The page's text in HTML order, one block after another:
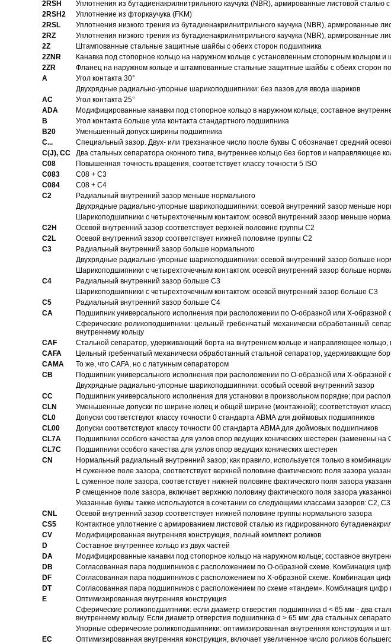
2RSH
Уплотнения из бутадиенакрилнитрильного каучука (NBR), армированные листовой сталью
2RSH2
Уплотнение из фторкаучука (FKM)
2RSL
Уплотнения низкого трения из бутадиенакрилнитрильного каучука (NBR), армированные
2RZ
Уплотнения низкого трения из бутадиенакрилнитрильного каучука (NBR), армированные
2Z
Штампованные стальные защитные шайбы с обеих сторон подшипника
2ZNR
Канавка под стопорное кольцо на наружном кольце с установленным стопорным
2ZR
Фланец на наружном кольце и штампованные стальные защитные шайбы с обеих сторон
A
Угол контакта 30°
Двухрядные радиально-упорные шарикоподшипники: без пазов для ввода шариков
AC
Угол контакта 25°
ADA
Модифицированные канавки под стопорное кольцо в наружном кольце; составное
B
Угол контакта больше угла контакта стандартного подшипника
B20
Уменьшенный допуск ширины подшипника
C...
Специальный зазор. Двух- или трехзначное число после буквы С обозначает средний
C(J), CC
Два стальных сепаратора оконного типа, внутреннее кольцо без бортов и направляющее
C08
Повышенная точность вращения, соответствует классу точности 5 ISO
C083
C08 + C3
C084
C08 + C4
C2
Pадиальный внутренний зазор меньше нормального
Двухрядные радиально-упорные шарикоподшипники: осевой внутренний зазор меньше
Шарикоподшипники с четырехточечным контактом: осевой внутренний зазор меньше
C2H
Осевой внутренний зазор соответствует верхней половине группы C2
C2L
Осевой внутренний зазор соответствует нижней половине группы C2
C3
Pадиальный внутренний зазор больше нормального
Двухрядные радиально-упорные шарикоподшипники: осевой внутренний зазор больше
Шарикоподшипники с четырехточечным контактом: осевой внутренний зазор больше
C4
Pадиальный внутренний зазор больше C3
Шарикоподшипники с четырехточечным контактом: осевой внутренний зазор больше C3
C5
Pадиальный внутренний зазор больше C4
CA
Подшипник универсального исполнения при расположении по О-образной или Х-образной
Сферические роликоподшипники: цельный гребенчатый механически обработанный
внутреннему кольцу
CAF
Стальной сепаратор, удерживающий борта на внутреннем кольце и направляющее кольцо,
CAFA
Цельный гребенчатый механически обработанный стальной сепаратор, удерживающие
CAMA
То же, что CAFA, но с латунным сепаратором
CB
Подшипник универсального исполнения при расположении по О-образной или Х-образной
Двухрядные радиально-упорные шарикоподшипники: особый осевой внутренний зазор
CC
Подшипник универсального исполнения для установки в произвольном порядке; при
CLN
Уменьшенные допуски по ширине колец и общей ширине (монтажной); соответствуют
CL0
Допуски соответствуют классу точности 0 стандарта АВМА для дюймовых подшипников
CL00
Допуски соответствуют классу точности 00 стандарта ABMA для дюймовых подшипников
CL7A
Подшипники особого качества для узлов опор ведущих конических шестерен (заменены на
CL7C
Подшипники особого качества для узлов опор ведущих конических шестерен
CN
Hормальный радиальный внутренний зазор; как правило, используется только в
H суженное поле зазора, соответствует верхней половине фактического поля зазора
L суженное поле зазора, соответствует нижней половине фактического поля зазора
P смещенное поле зазора, включает верхнюю половину фактического поля зазора
Указанные буквы также используются в сочетании со следующими классами зазоров: С2,
CNL
Осевой внутренний зазор соответствует нижней половине группы нормального зазора
CS5
Контактное уплотнение с армированием листовой сталью из гидрированного
CV
Модифицированная внутренняя конструкция, полный комплект роликов
D
Составное внутреннее кольцо из двух частей
DA
Модифицированные канавки под стопорное кольцо на наружном кольце; составное
DB
Согласованная пара подшипников с расположением по О-образной схеме. Комбинация
DF
Согласованная пара подшипников с расположением по Х-образной схеме. Комбинация
DT
Согласованная пара подшипников с расположением по схеме «тандем». Комбинация цифр
E
Оптимизированная внутренняя конструкция
Сферические роликоподшипники: если диаметр отверстия подшипника d < 65 мм - два
внутреннему кольцу. Если диаметр отверстия подшипника d > 65 мм: два стальных
Упорные сферические роликоподшипники: оптимизированная внутренняя конструкция и
EC
Oптимизированная внутренняя конструкция, включает увеличенное число роликов